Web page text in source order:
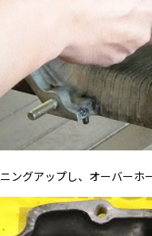
グアップし、オーバーホ